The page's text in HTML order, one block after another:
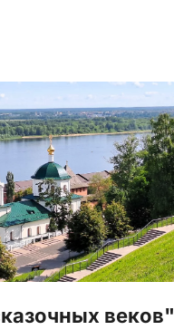
веков"